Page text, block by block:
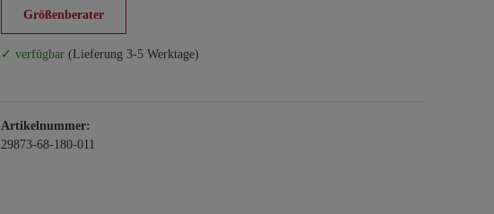
Größenberater
✓ verfügbar (Lieferung 3-5 Werktage)
Artikelnummer:
29873-68-180-011